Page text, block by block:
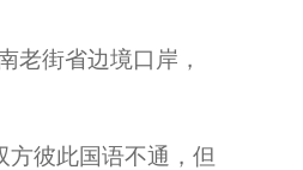
老街省边境口岸，
彼此国语不通，但